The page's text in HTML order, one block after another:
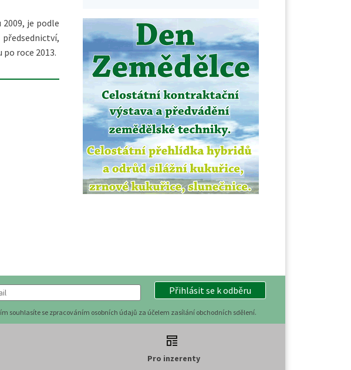
je podle
roce 2013.
Přihlásit se k odběru
souhlasíte se zpracováním osobních údajů za účelem zasílání obchodních sdělení.
Pro inzerenty